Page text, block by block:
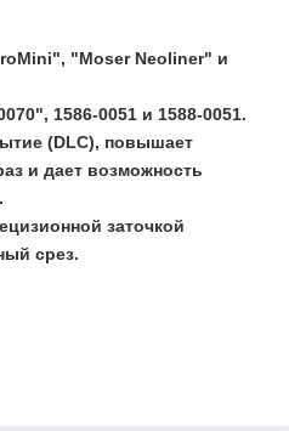
"Moser Neoliner" и
1586-0051 и 1588-0051.
(DLC), повышает
и дает возможность
заточкой
срез.